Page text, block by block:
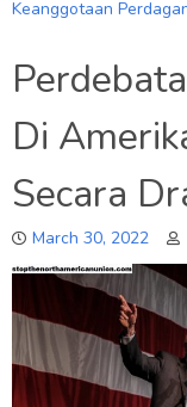
Keanggotaan
Di
Secara
March 30, 2022